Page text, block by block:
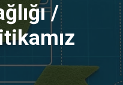
/